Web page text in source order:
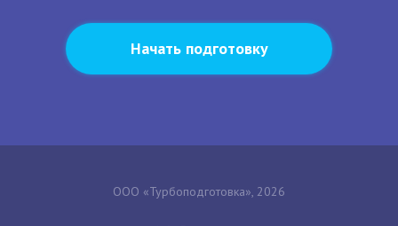
Начать подготовку
ООО «Турбоподготовка», 2026